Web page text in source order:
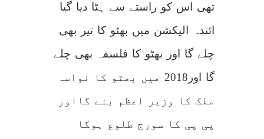
تھی اس کو راستے سے ہٹا دیا گیا
ائندہ الیکشن میں بھٹو کا تیر بھی
چلے گا اور بھٹو کا فلسفہ بھی چلے
گا اور2018 میں بھٹو کا نواسہ
ملک کا وزیر اعظم بنے گااور
پی پی کا سورج طلوع ہوگا